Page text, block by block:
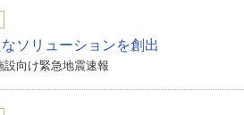
ソリューションを創出
向け緊急地震速報